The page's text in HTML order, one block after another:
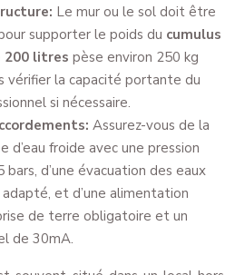
Le mur ou le sol doit être
supporter le poids du cumulus
200 litres pèse environ 250 kg
vérifier la capacité portante du
si nécessaire.
Assurez-vous de la
d’eau froide avec une pression
d’une évacuation des eaux
et d’une alimentation
de terre obligatoire et un
de 30mA.